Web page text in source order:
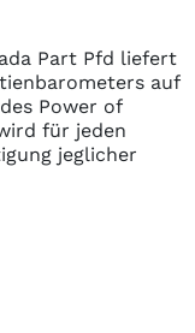
Part Pfd liefert
auf
Power of
für jeden
jeglicher